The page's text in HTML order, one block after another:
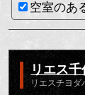
空室のあ
リエス
リエスチヨダ